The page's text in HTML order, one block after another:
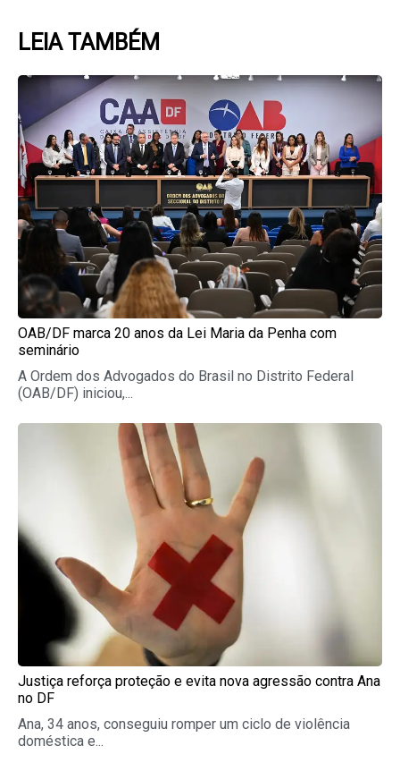
LEIA TAMBÉM
OAB/DF marca 20 anos da Lei Maria da Penha com
seminário
A Ordem dos Advogados do Brasil no Distrito Federal
(OAB/DF) iniciou,...
Justiça reforça proteção e evita nova agressão contra Ana
no DF
Ana, 34 anos, conseguiu romper um ciclo de violência
doméstica e...
PagePagePagePagePage